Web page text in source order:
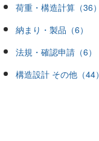
荷重・構造計算（36）
納まり・製品（6）
法規・確認申請（6）
構造設計 その他（44）